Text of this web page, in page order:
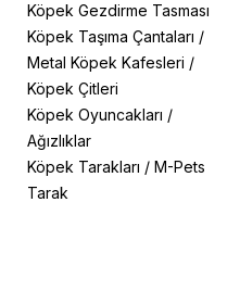
Köpek Gezdirme Tasması
Köpek Taşıma Çantaları /
Metal Köpek Kafesleri /
Köpek Çitleri
Köpek Oyuncakları /
Ağızlıklar
Köpek Tarakları /M-Pets
Tarak